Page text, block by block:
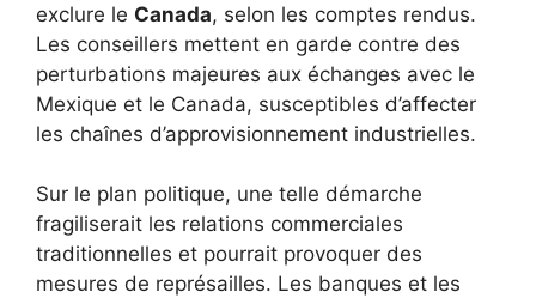
exclure le Canada, selon les comptes rendus.
Les conseillers mettent en garde contre des
perturbations majeures aux échanges avec le
Mexique et le Canada, susceptibles d’affecter
les chaînes d’approvisionnement industrielles.
Sur le plan politique, une telle démarche
fragiliserait les relations commerciales
traditionnelles et pourrait provoquer des
mesures de représailles. Les banques et les